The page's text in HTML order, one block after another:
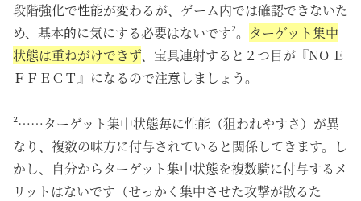
段階強化で性能が変わるが、ゲーム内では確認できないた
め、基本的に気にする必要はないです²。 ターゲット集中
状態は重ねがけできず、宝具連射すると２つ目が『NO Ｅ
ＦＦＥＣＴ』になるので注意しましょう。
²……ターゲット集中状態毎に性能（狙われやすさ）が異
なり、複数の味方に付与されていると関係してきます。し
かし、自分からターゲット集中状態を複数騎に付与するメ
リットはないです（せっかく集中させた攻撃が散るた